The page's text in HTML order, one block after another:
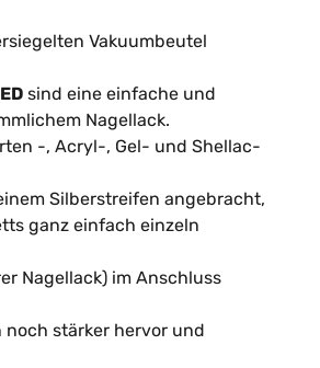
Vakuumbeutel
sind eine einfache und
Nagellack.
-, Acryl-, Gel- und Shellac-
Silberstreifen angebracht,
ganz einfach einzeln
Nagellack) im Anschluss
noch stärker hervor und